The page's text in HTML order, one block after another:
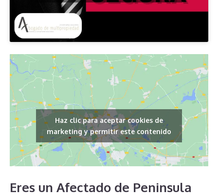
Haz clic para aceptar cookies de
marketing y permitir este contenido
Eres un Afectado de Peninsula